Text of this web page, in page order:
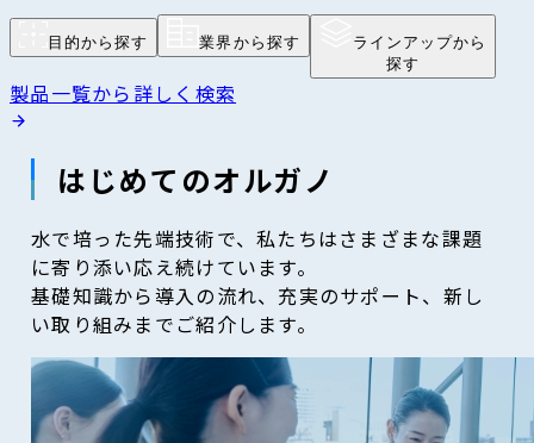
目的から探す 業界から探す
ラインアップから
探す
製品一覧から詳しく検索
はじめてのオルガノ
水で培った先端技術で、私たちはさまざまな課題
に寄り添い応え続けています。
基礎知識から導入の流れ、充実のサポート、新し
い取り組みまでご紹介します。